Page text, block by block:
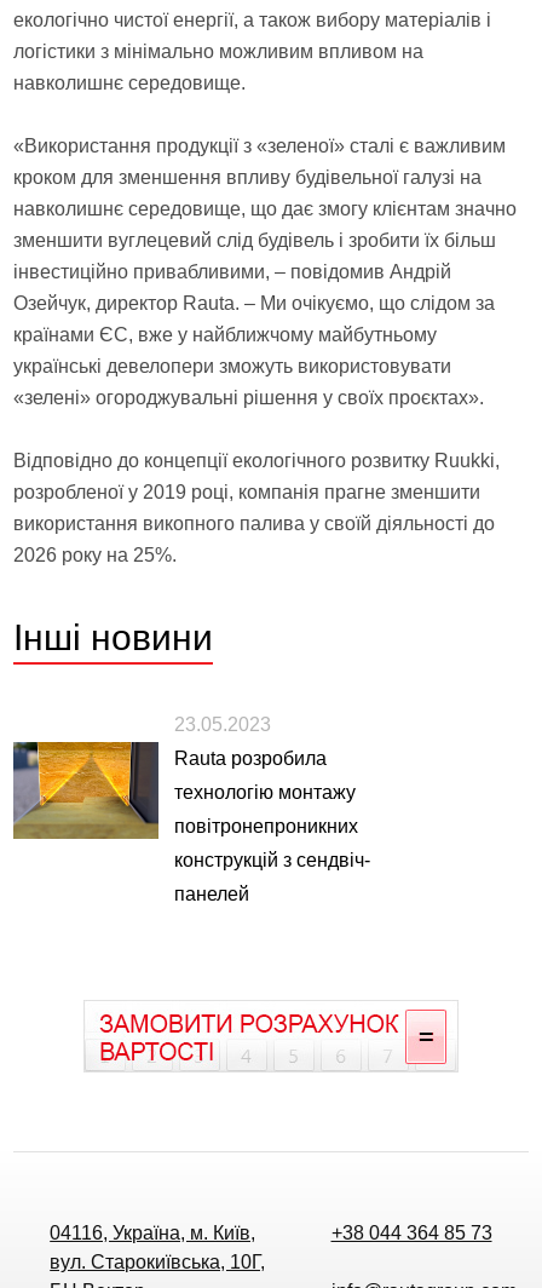
екологічно чистої енергії, а також вибору матеріалів і
логістики з мінімально можливим впливом на
навколишнє середовище.
«Використання продукції з «зеленої» сталі є важливим
кроком для зменшення впливу будівельної галузі на
навколишнє середовище, що дає змогу клієнтам значно
зменшити вуглецевий слід будівель і зробити їх більш
інвестиційно привабливими, – повідомив Андрій
Озейчук, директор Rauta. – Ми очікуємо, що слідом за
країнами ЄС, вже у найближчому майбутньому
українські девелопери зможуть використовувати
«зелені» огороджувальні рішення у своїх проєктах».
Відповідно до концепції екологічного розвитку Ruukki,
розробленої у 2019 році, компанія прагне зменшити
використання викопного палива у своїй діяльності до
2026 року на 25%.
Інші новини
23.05.2023
Rauta розробила
технологію монтажу
повітронепроникних
конструкцій з сендвіч-
панелей
04116, Україна, м. Київ,
вул. Старокиївська, 10Г,
+38 044 364 85 73